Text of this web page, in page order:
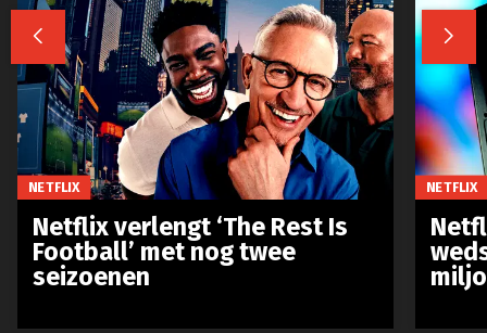
 
NETFLIX
Netflix verlengt ‘The Rest Is
Football’ met nog twee
seizoenen
NETFLIX